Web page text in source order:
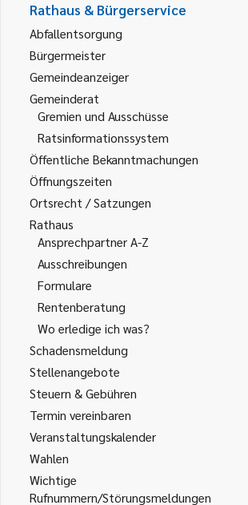
Rathaus & Bürgerservice
Abfallentsorgung
Bürgermeister
Gemeindeanzeiger
Gemeinderat
Gremien und Ausschüsse
Ratsinformationssystem
Öffentliche Bekanntmachungen
Öffnungszeiten
Ortsrecht / Satzungen
Rathaus
Ansprechpartner A-Z
Ausschreibungen
Formulare
Rentenberatung
Wo erledige ich was?
Schadensmeldung
Stellenangebote
Steuern & Gebühren
Termin vereinbaren
Veranstaltungskalender
Wahlen
Wichtige
Rufnummern/Störungsmeldungen